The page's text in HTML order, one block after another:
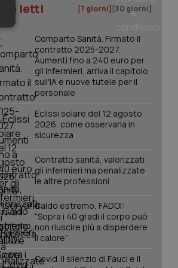
I più letti [7 giorni] [30 giorni]
Comparto Sanità. Firmato il
contratto 2025-2027.
Aumenti fino a 240 euro per
gli infermieri, arriva il capitolo
sull'IA e nuove tutele per il
personale
Eclissi solare del 12 agosto
2026, come osservarla in
sicurezza
Contratto sanità, valorizzati
gli infermieri ma penalizzate
le altre professioni
Caldo estremo, FADOI:
“Sopra i 40 gradi il corpo può
non riuscire più a disperdere
il calore”
Covid. Il silenzio di Fauci e il